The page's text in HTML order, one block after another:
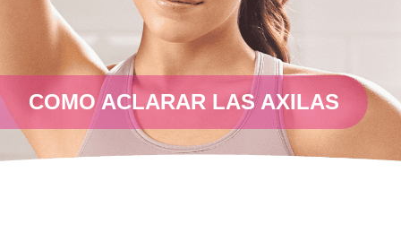
COMO ACLARAR LAS AXILAS